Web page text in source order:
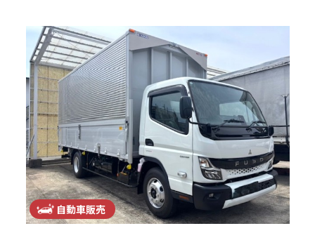
Recruit
採用情報
TEL053-471-5431
お問合せ
自動車販売